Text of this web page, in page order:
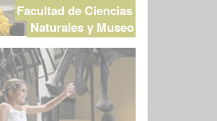
Facultad de Ciencias
Naturales y Museo